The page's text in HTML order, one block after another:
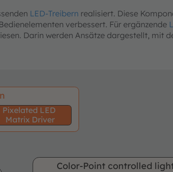
LED-Treibern realisiert. Diese
verbessert. Für ergänzende
Darin werden Ansätze dargestellt, mit
Color-Point controlled
Pixelated LED
Matrix Driver